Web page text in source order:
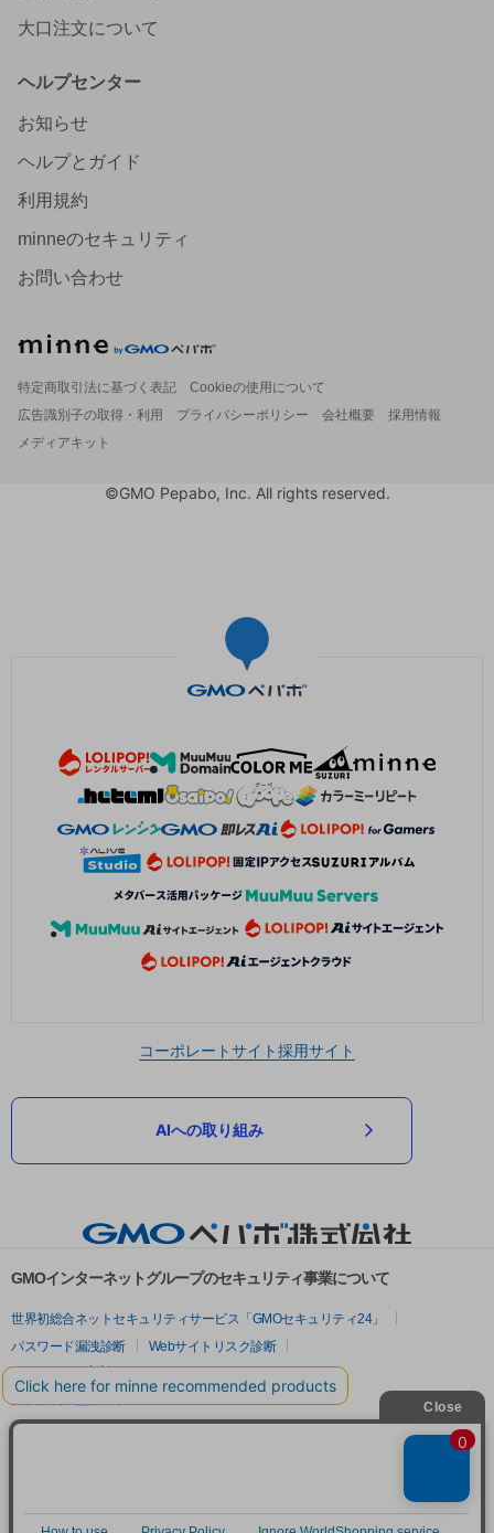
大口注文について
ヘルプセンター
お知らせ
ヘルプとガイド
利用規約
minneのセキュリティ
お問い合わせ
特定商取引法に基づく表記
Cookieの使用について
広告識別子の取得・利用
プライバシーポリシー 会社概要
採用情報
メディアキット
©GMO Pepabo, Inc. All rights reserved.
コーポレートサイト採用サイト
AIへの取り組み
GMOインターネットグループのセキュリティ事業について
世界初総合ネットセキュリティサービス「GMOセキュリティ24」
パスワード漏洩診断
Webサイトリスク診断
セキュリティ相談AIチャットボット
実在証明・盗聴対策
サイバー攻撃対策（GMOサイバーセキュリティ byイエラエ）